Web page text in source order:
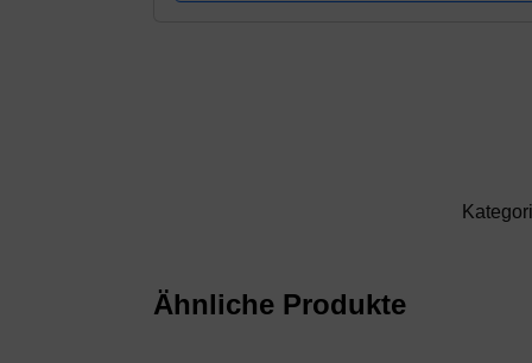
Ähnliche Produkte